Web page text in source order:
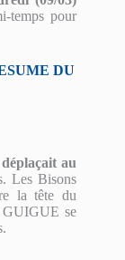
temps pour
DU
au
Les Bisons
la tête du
GUIGUE se